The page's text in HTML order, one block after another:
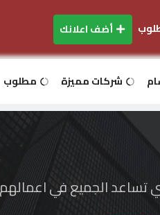
أضف اعلانك
شركات مميزة مطلوب
تساعد الجميع في اعمالهم